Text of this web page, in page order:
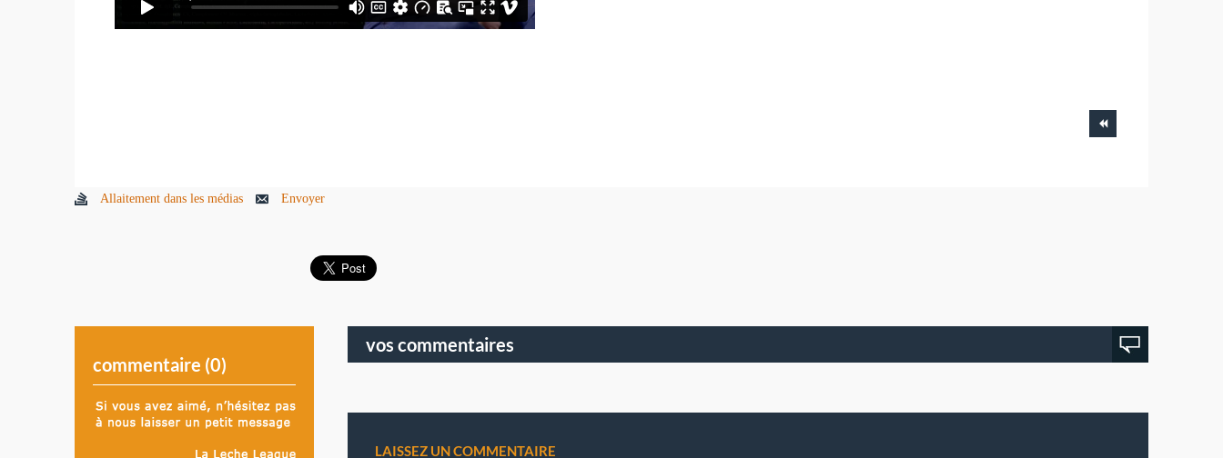
Allaitement dans les médias Envoyer
commentaire (0)
vos commentaires
LAISSEZ UN COMMENTAIRE